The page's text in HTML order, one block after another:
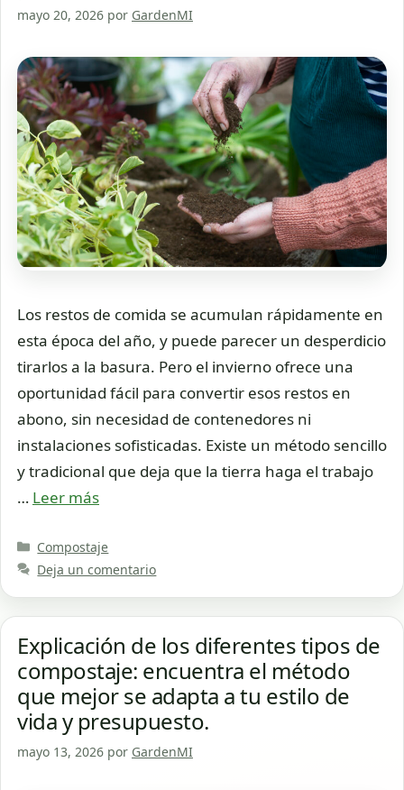
mayo 20, 2026 por GardenMI
Los restos de comida se acumulan rápidamente en
esta época del año, y puede parecer un desperdicio
tirarlos a la basura. Pero el invierno ofrece una
oportunidad fácil para convertir esos restos en
abono, sin necesidad de contenedores ni
instalaciones sofisticadas. Existe un método sencillo
y tradicional que deja que la tierra haga el trabajo
… Leer más
Categorías
Compostaje
Deja un comentario
Explicación de los diferentes tipos de
compostaje: encuentra el método
que mejor se adapta a tu estilo de
vida y presupuesto.
mayo 13, 2026 por GardenMI